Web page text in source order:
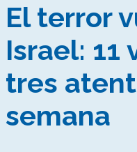
El terror
Israel: 11
tres
semana